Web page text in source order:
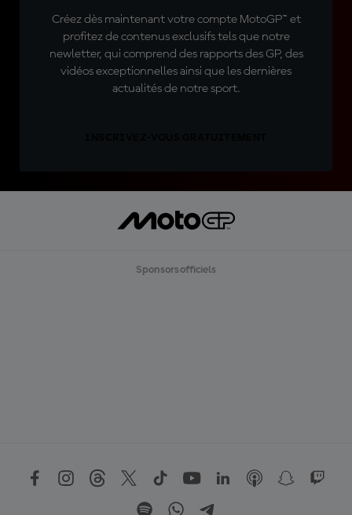
Créez dès maintenant votre compte MotoGP™ et
profitez de contenus exclusifs tels que notre
newletter, qui comprend des rapports des GP, des
vidéos exceptionnelles ainsi que les dernières
actualités de notre sport.
Sponsors officiels